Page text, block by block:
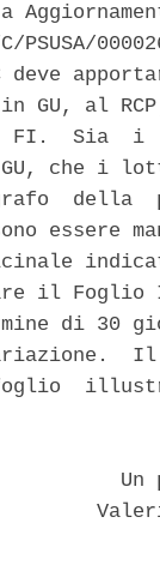
PSUSA/
deve
in GU, al
al  FI.
GU, che i
essere
il
di 30
Un